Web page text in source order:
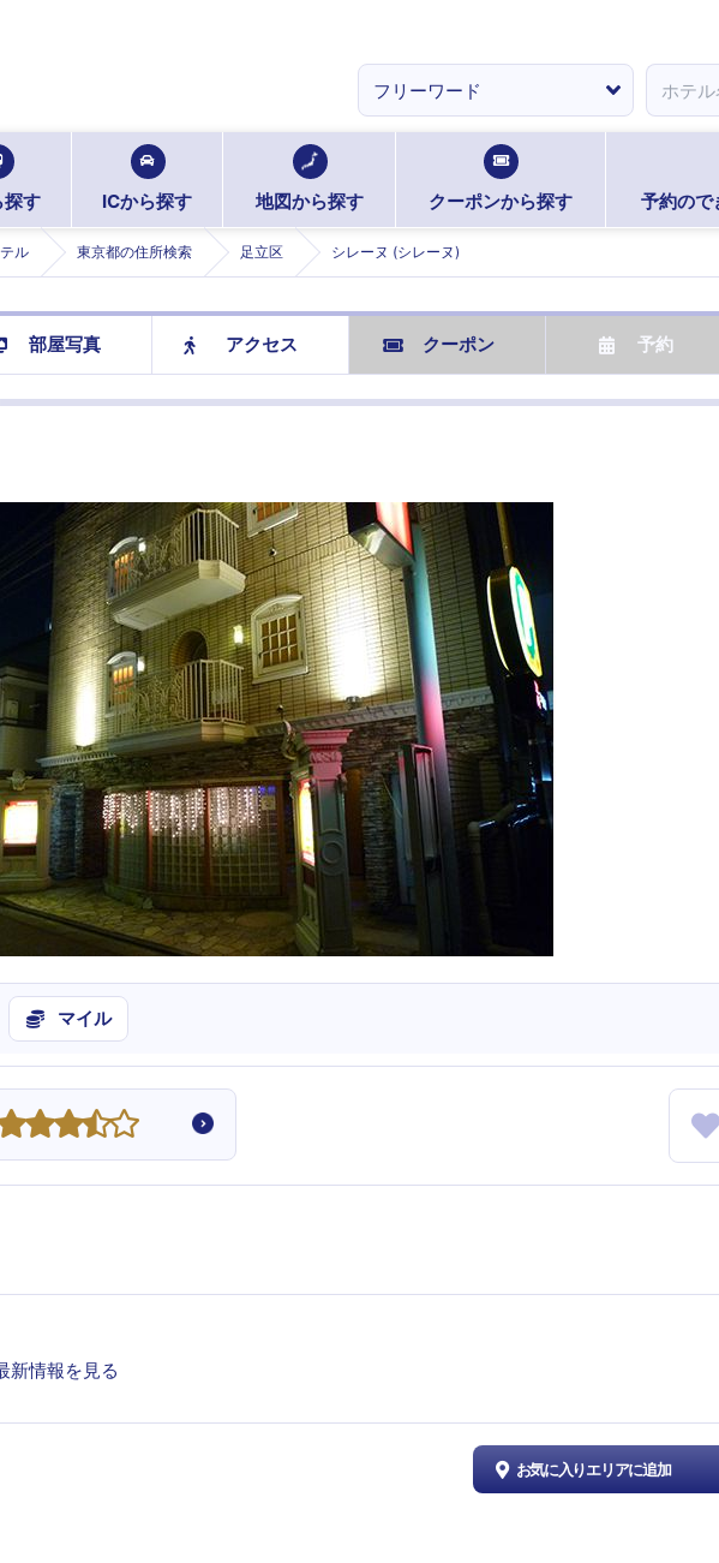
探す ICから探す 地図から探す クーポンから探す 予約ので
ル 東京都の住所検索 足立区 シレーヌ (シレーヌ)
部屋写真 アクセス クーポン 予約
マイル
新情報を見る
お気に入りエリアに追加